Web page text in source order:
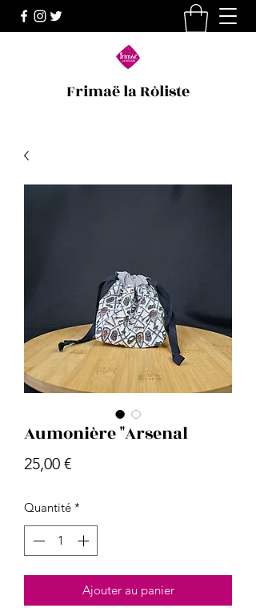
Frimaë la Rôliste
Aumonière "Arsenal
25,00 €Prix
Quantité *
Ajouter au panier